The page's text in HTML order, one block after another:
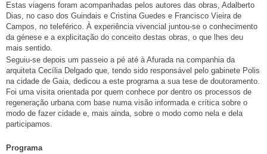
Estas viagens foram acompanhadas pelos autores das obras, Adalberto
Dias, no caso dos Guindais e Cristina Guedes e Francisco Vieira de
Campos, no teleférico. À experiência vivencial juntou-se o conhecimento
da génese e a explicitação do conceito destas obras, o que lhes deu
mais sentido.
Seguiu-se depois um passeio a pé até à Afurada na companhia da
arquiteta Cecília Delgado que, tendo sido responsável pelo gabinete Polis
na cidade de Gaia, dedicou a este programa a sua tese de doutoramento.
Foi uma visita orientada por quem conhece por dentro os processos de
regeneração urbana com base numa visão informada e crítica sobre o
modo de fazer cidade e, mais ainda, sobre o modo como nela e dela
participamos.
Programa